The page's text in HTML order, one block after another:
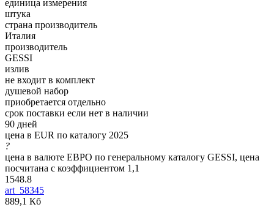
единица измерения
штука
страна производитель
Италия
производитель
GESSI
излив
не входит в комплект
душевой набор
приобретается отдельно
срок поставки если нет в наличии
90 дней
цена в EUR по каталогу 2025
?
цена в валюте ЕВРО по генеральному каталогу GESSI, цена
посчитана с коэффициентом 1,1
1548.8
art_58345
889,1 Кб